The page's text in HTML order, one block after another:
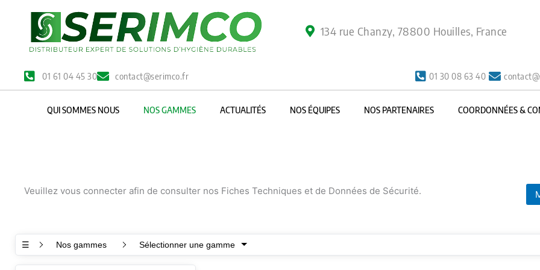
134 rue Chanzy, 78800 Houilles, France
01 61 04 45 30 contact@serimco.fr 01 30 08 63 40
QUI SOMMES NOUS NOS GAMMES ACTUALITÉS NOS ÉQUIPES NOS PARTENAIRES COORDONNÉES &
Veuillez vous connecter afin de consulter nos Fiches Techniques et de Données de Sécurité.
☰ Nos gammes Sélectionner une gamme